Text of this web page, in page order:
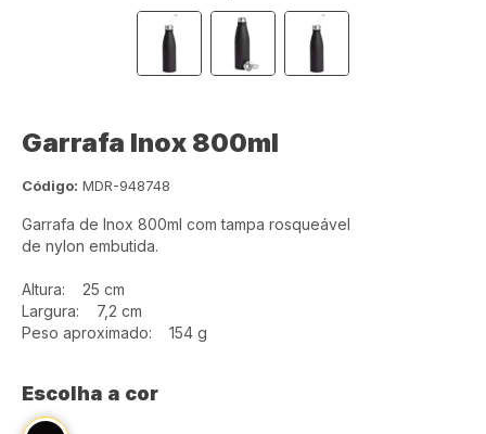
Garrafa Inox 800ml
Código: MDR-948748
Garrafa de Inox 800ml com tampa rosqueável
de nylon embutida.
Altura: 25 cm
Largura: 7,2 cm
Peso aproximado: 154 g
Escolha a cor